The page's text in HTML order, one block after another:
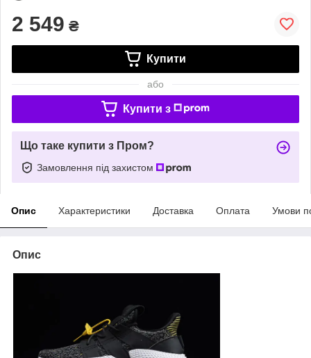
2 549 ₴
Купити
або
Купити з
Що таке купити з Пром?
Замовлення під захистом
Опис Характеристики Доставка Оплата Умови
Опис